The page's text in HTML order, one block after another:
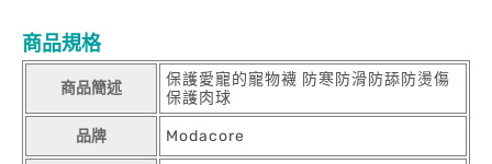
商品規格
商品簡述
保護愛寵的寵物襪 防寒防滑防舔防燙傷
保護肉球
品牌 Modacore